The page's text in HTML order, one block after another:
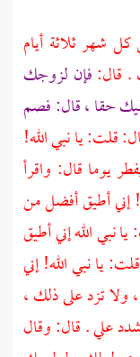
شهر ثلاثة أيام
. قال:فإن لزوجك
حقا ، قال: فصم
قلت: يا نبي الله!
يوما قال: واقرأ
إني أطيق أفضل من
نبي الله إني أطيق
يا نبي الله! إني
تزد على ذلك ،
علي . قال: وقال